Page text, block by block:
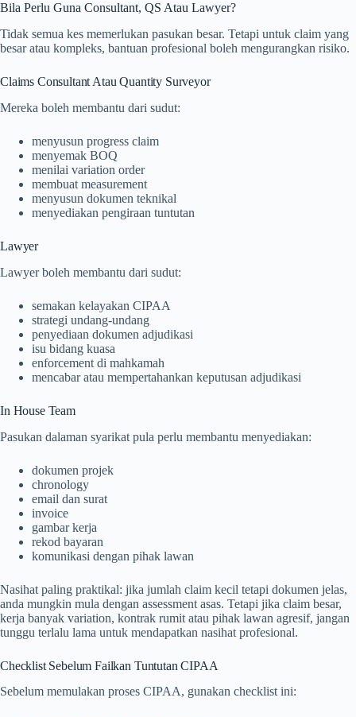
Bila Perlu Guna Consultant, QS Atau Lawyer?
Tidak semua kes memerlukan pasukan besar. Tetapi untuk claim yang
besar atau kompleks, bantuan profesional boleh mengurangkan risiko.
Claims Consultant Atau Quantity Surveyor
Mereka boleh membantu dari sudut:
menyusun progress claim
menyemak BOQ
menilai variation order
membuat measurement
menyusun dokumen teknikal
menyediakan pengiraan tuntutan
Lawyer
Lawyer boleh membantu dari sudut:
semakan kelayakan CIPAA
strategi undang-undang
penyediaan dokumen adjudikasi
isu bidang kuasa
enforcement di mahkamah
mencabar atau mempertahankan keputusan adjudikasi
In House Team
Pasukan dalaman syarikat pula perlu membantu menyediakan:
dokumen projek
chronology
email dan surat
invoice
gambar kerja
rekod bayaran
komunikasi dengan pihak lawan
Nasihat paling praktikal: jika jumlah claim kecil tetapi dokumen jelas,
anda mungkin mula dengan assessment asas. Tetapi jika claim besar,
kerja banyak variation, kontrak rumit atau pihak lawan agresif, jangan
tunggu terlalu lama untuk mendapatkan nasihat profesional.
Checklist Sebelum Failkan Tuntutan CIPAA
Sebelum memulakan proses CIPAA, gunakan checklist ini: